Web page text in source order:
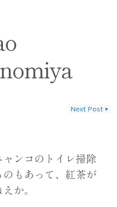
Next Post ▶
ンコのトイレ掃除
もあって、紅茶が
か。